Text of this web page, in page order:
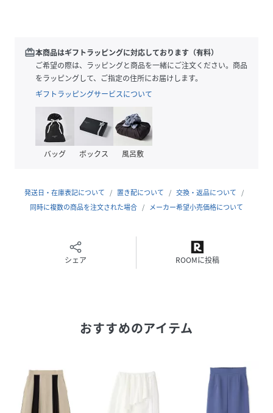
沢のあるラメ糸でざっくりとしたコットンベースに、チェッ
ク状に織り込み、表情を持たせたツイード素材で仕立てまし
＊大胆な表情を持たせるため、糸を飛ばしていますので引っ
掛かり注意ください
2色展開となります。
フィット感：普通
redeem本商品はギフトラッピングに対応しております（有料）
ご希望の際は、ラッピングと商品を一緒にご注文ください。商品
をラッピングして、ご指定の住所にお届けします。
ギフトラッピングサービスについて
バッグ ボックス 風呂敷
発送日・在庫表記について 置き配について
交換・返品について
同時に複数の商品を注文された場合
メーカー希望小売価格について
シェア ROOMに投稿
おすすめのアイテム